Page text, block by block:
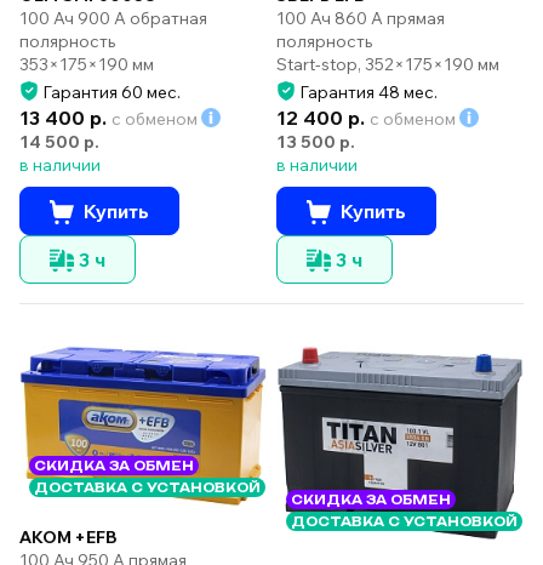
100 Ач 900 А обратная
полярность
353×175×190 мм
Гарантия 60 мес.
13 400 р. с обменом
14 500 р.
в наличии
Купить
3 ч
100 Ач 860 А прямая
полярность
Start-stop, 352×175×190 мм
Гарантия 48 мес.
12 400 р. с обменом
13 500 р.
в наличии
Купить
3 ч
СКИДКА ЗА ОБМЕН
ДОСТАВКА С УСТАНОВКОЙ
AKOM +EFB
100 Ач 950 А прямая
СКИДКА ЗА ОБМЕН
ДОСТАВКА С УСТАНОВКОЙ